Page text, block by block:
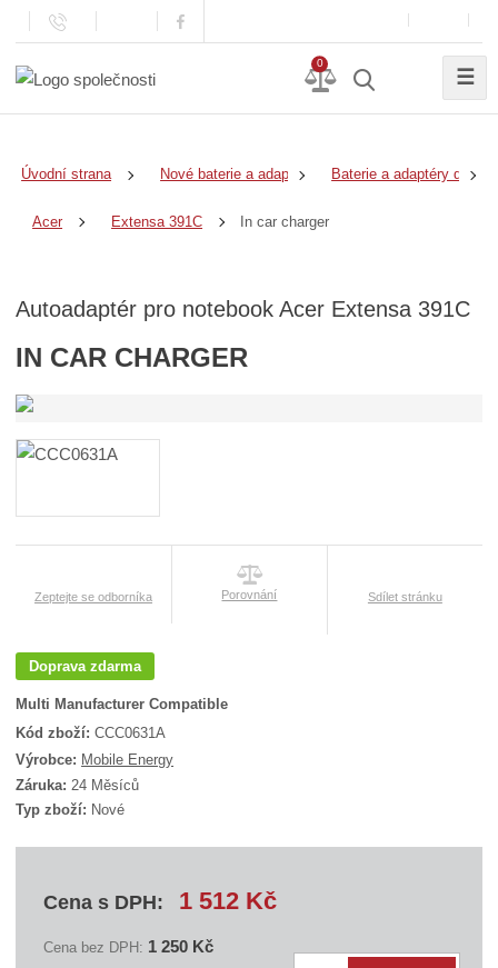
0
☰
Úvodní strana Nové baterie a adaptéry Baterie a adaptéry do
Acer Extensa 391C In car charger
Autoadaptér pro notebook Acer Extensa 391C
IN CAR CHARGER
Zeptejte se odborníka Porovnání Sdílet stránku
Doprava zdarma
Multi Manufacturer Compatible
Kód zboží:CCC0631A
K
ó
d
d
d
Výrobce: Mobile Energy
Záruka:24 Měsíců
Typ zboží: Nové
Cena s DPH: 1 512 Kč
Cena bez DPH: 1 250 Kč